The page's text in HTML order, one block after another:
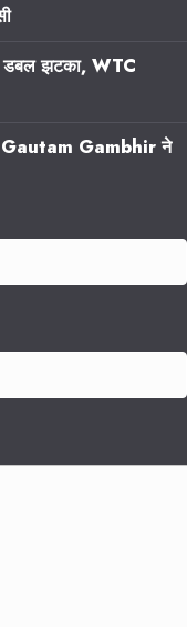
झटका, WTC
Gautam Gambhir ने